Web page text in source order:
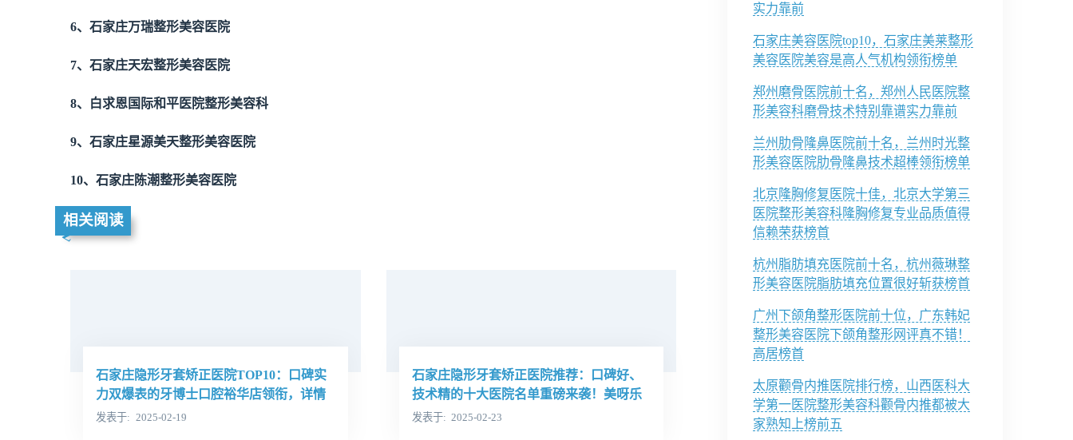
6、石家庄万瑞整形美容医院
7、石家庄天宏整形美容医院
8、白求恩国际和平医院整形美容科
9、石家庄星源美天整形美容医院
10、石家庄陈潮整形美容医院
相关阅读
石家庄隐形牙套矫正医院TOP10：口碑实
力双爆表的牙博士口腔裕华店领衔，详情
一览专业技术好医院
发表于 2025-02-19
石家庄隐形牙套矫正医院推荐：口碑好、
技术精的十大医院名单重磅来袭！美呀乐
联口腔名列其中，值得信赖！
发表于 2025-02-23
实力靠前
石家庄美容医院top10，石家庄美莱整形
美容医院美容是高人气机构领衔榜单
郑州磨骨医院前十名，郑州人民医院整
形美容科磨骨技术特别靠谱实力靠前
兰州肋骨隆鼻医院前十名，兰州时光整
形美容医院肋骨隆鼻技术超棒领衔榜单
北京隆胸修复医院十佳，北京大学第三
医院整形美容科隆胸修复专业品质值得
信赖荣获榜首
杭州脂肪填充医院前十名，杭州薇琳整
形美容医院脂肪填充位置很好斩获榜首
广州下颌角整形医院前十位，广东韩妃
整形美容医院下颌角整形网评真不错！
高居榜首
太原颧骨内推医院排行榜，山西医科大
学第一医院整形美容科颧骨内推都被大
家熟知上榜前五